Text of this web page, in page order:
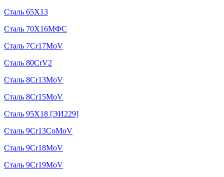
Сталь 65Х13
Сталь 70Х16МФС
Сталь 7Cr17MoV
Сталь 80CrV2
Сталь 8Cr13MoV
Сталь 8Cr15MoV
Сталь 95Х18 [ЭИ229]
Сталь 9Cr13CoMoV
Сталь 9Cr18MoV
Сталь 9Cr19MoV